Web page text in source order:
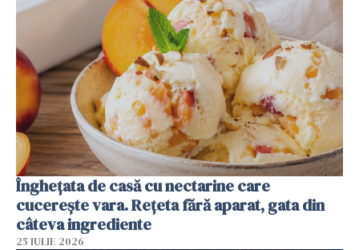
Înghețata de casă cu nectarine care
cucerește vara. Rețeta fără aparat, gata din
câteva ingrediente
25 IULIE 2026